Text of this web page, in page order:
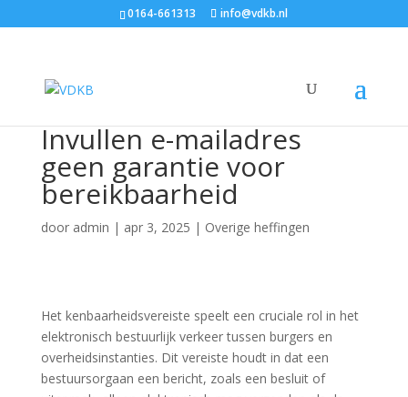
0164-661313 info@vdkb.nl
Invullen e-mailadres
geen garantie voor
bereikbaarheid
door admin | apr 3, 2025 | Overige heffingen
Het kenbaarheidsvereiste speelt een cruciale rol in het
elektronisch bestuurlijk verkeer tussen burgers en
overheidsinstanties. Dit vereiste houdt in dat een
bestuursorgaan een bericht, zoals een besluit of